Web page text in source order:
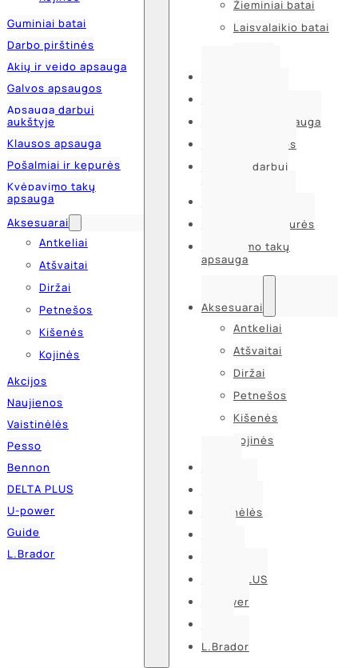
Guminiai batai
Darbo pirštinės
Akių ir veido apsauga
Galvos apsaugos
Apsauga darbui
aukštyje
Klausos apsauga
Pošalmiai ir kepurės
Kvėpavimo takų
apsauga
Aksesuarai
Antkeliai
Atšvaitai
Diržai
Petnešos
Kišenės
Kojinės
Akcijos
Naujienos
Vaistinėlės
Pesso
Bennon
DELTA PLUS
U-power
Guide
L.Brador
Žieminiai batai
Laisvalaikio batai
Akių ir veido apsauga
Galvos apsaugos
Apsauga darbui
Pošalmiai ir kepurės
Kvėpavimo takų
apsauga
Aksesuarai
Antkeliai
Atšvaitai
Diržai
Petnešos
Kišenės
Kojinės
Vaistinėlės
DELTA PLUS
U-power
L.Brador